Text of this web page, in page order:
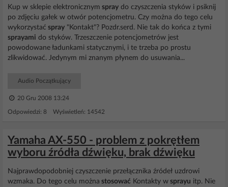
Kup w sklepie elektronicznym spray do czyszczenia styków i psiknij
po zdjęciu gałek w otwór potencjometru. Czy można do tego celu
wykorzystać spray "Kontakt"? Pozdr.serd. Nie tak do końca z tymi
sprayami do styków. Trzeszczenie potencjometrów jest
powodowane ładunkami statycznymi, i te trzeba po prostu
zlikwidować. Jedynym mi znanym płynem do usuwania...
Audio Początkujący
20 Gru 2008 13:24
Odpowiedzi: 8 Wyświetleń: 14542
Yamaha AX-550 - problem z pokrętłem
wyboru źródła dźwięku, brak dźwięku
Najprawdopodobniej czyszczenie przełącznika źródeł uzdrowi
wzmaka. Do tego celu można stosować Kontakty w sprayu itp. Nie